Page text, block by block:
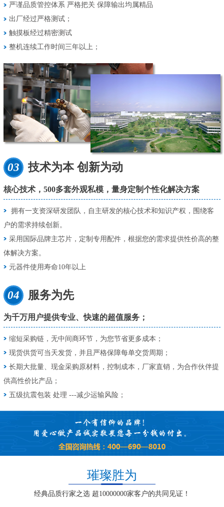
严谨品质管控体系 严格把关 保障输出均属精品
出厂经过严格测试；
触摸板经过精密测试
整机连续工作时间三年以上；
03 技术为本 创新为动
核心技术，500多套外观私模，量身定制个性化解决方案
拥有一支资深研发团队，自主研发的核心技术和知识产权，围绕客
户的需求持续创新。
采用国际品牌主芯片，定制专用配件，根据您的需求提供性价高的整
体解决方案。
元器件使用寿命10年以上
04 服务为先
为千万用户提供专业、快速的超值服务；
缩短采购链，无中间商环节，为您节省更多成本；
现货供货可当天发货，并且严格保障每单交货周期；
长期大批量、现金采购原材料，控制成本，厂家直销，为合作伙伴提
供高性价比产品；
五级抗震包装 处理 ---减少运输风险；
璀璨胜为
经典品质行家之选 超10000000家客户的共同见证！